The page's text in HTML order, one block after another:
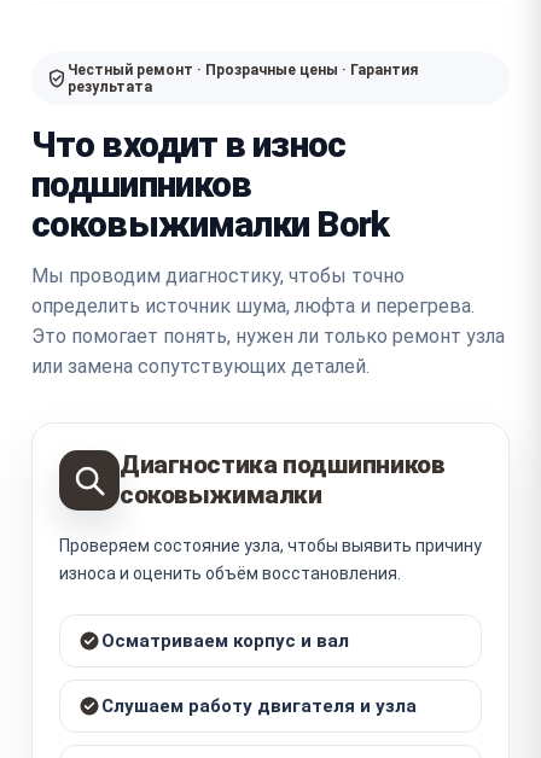
Честный ремонт · Прозрачные цены · Гарантия
результата
Что входит в износ
подшипников
соковыжималки Bork
Мы проводим диагностику, чтобы точно
определить источник шума, люфта и перегрева.
Это помогает понять, нужен ли только ремонт узла
или замена сопутствующих деталей.
Диагностика подшипников
соковыжималки
Проверяем состояние узла, чтобы выявить причину
износа и оценить объём восстановления.
Осматриваем корпус и вал
Слушаем работу двигателя и узла